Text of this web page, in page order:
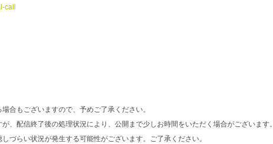
call
合もございますので、予めご了承ください。
、配信終了後の処理状況により、公開まで少しお時間をいただく場合がございます。
づらい状況が発生する可能性がございます。ご了承ください。